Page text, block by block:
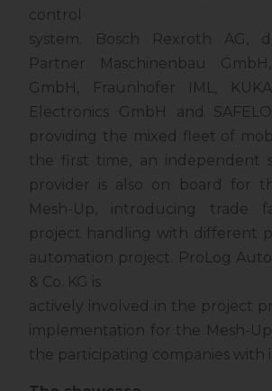
control
system. Bosch Rexroth AG,
Partner Maschinenbau
GmbH, Fraunhofer IML,
Electronics GmbH and
providing the mixed fleet of
the first time, an independent
provider is also on board for
Mesh-Up, introducing trade
project handling with different
automation project. ProLog
& Co. KG is
actively involved in the project
implementation for the Mesh-
the participating companies with